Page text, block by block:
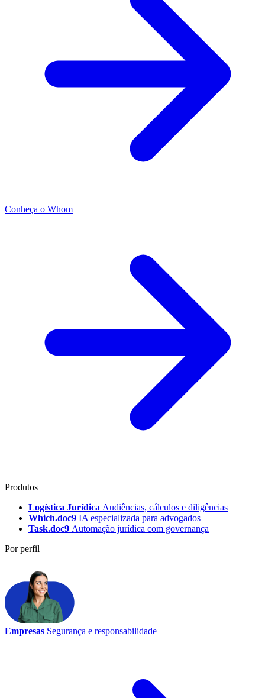
Conheça o Whom
Produtos
Logística Jurídica Audiências, cálculos e diligências
Which.doc9 IA especializada para advogados
Task.doc9 Automação jurídica com governança
Por perfil
Empresas Segurança e responsabilidade